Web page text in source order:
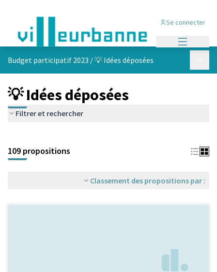
Se connecter
Budget participatif 2023 /💡 Idées déposées
💡 Idées déposées
Filtrer et rechercher
+
−
109 propositions
Classement des propositions par :